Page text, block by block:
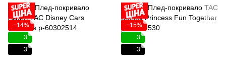
−14%
3
3
−15%
3
3